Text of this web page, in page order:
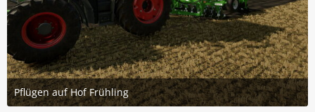
Pflügen auf Hof Frühling
24. Februar 2024 um 14:12